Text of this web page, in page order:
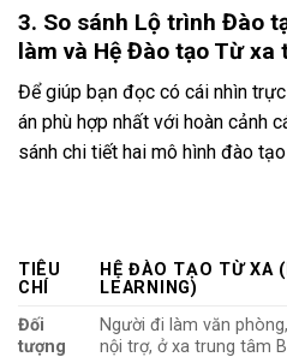
3. So sánh Lộ trình Đào
làm và Hệ Đào tạo Từ xa
Để giúp bạn đọc có cái nhìn
án phù hợp nhất với hoàn cảnh
sánh chi tiết hai mô hình đào
TIÊU
CHÍ
HỆ ĐÀO TẠO TỪ XA
LEARNING)
Đối
tượng
Người đi làm văn phòng,
nội trợ, ở xa trung tâm